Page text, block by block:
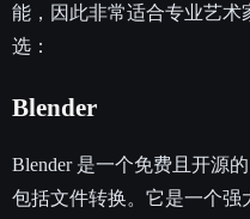
能，因此非常适合专业艺术
选：
Blender
Blender 是一个免费且开源
包括文件转换。它是一个强